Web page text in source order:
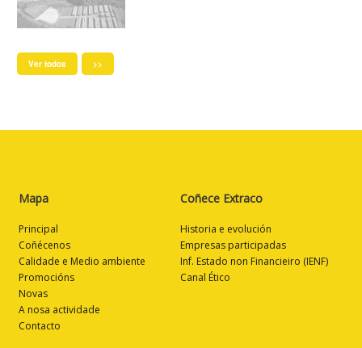
Ver todos >>
Mapa
Principal
Coñécenos
Calidade e Medio ambiente
Promocións
Novas
A nosa actividade
Contacto
Coñece Extraco
Historia e evolución
Empresas participadas
Inf. Estado non Financieiro (IENF)
Canal Ético